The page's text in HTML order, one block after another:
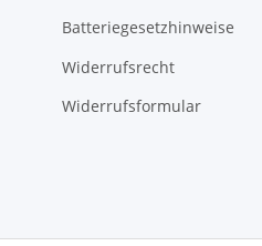
Batteriegesetzhinweise
Widerrufsrecht
Widerrufsformular